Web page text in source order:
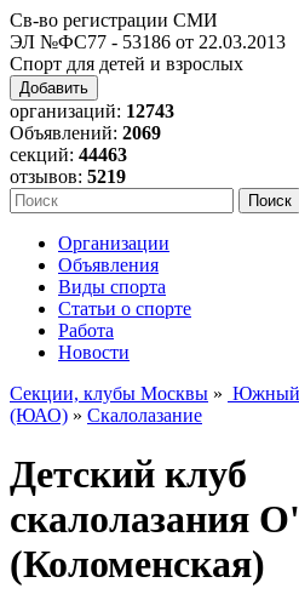
Св-во регистрации СМИ
ЭЛ №ФС77 - 53186 от 22.03.2013
Спорт для детей и взрослых
Добавить
организаций: 12743
Объявлений: 2069
секций: 44463
отзывов: 5219
Организации
Объявления
Виды спорта
Статьи о спорте
Работа
Новости
Секции, клубы Москвы » Южный
(ЮАО) » Скалолазание
Детский клуб
скалолазания
(Коломенская)